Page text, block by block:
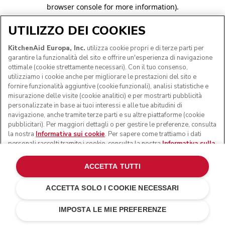
browser console for more information).
UTILIZZO DEI COOKIES
KitchenAid Europa, Inc. utilizza cookie propri e di terze parti per
garantire la funzionalità del sito e offrire un'esperienza di navigazione
ottimale (cookie strettamente necessari). Con il tuo consenso,
utilizziamo i cookie anche per migliorare le prestazioni del sito e
fornire funzionalità aggiuntive (cookie funzionali), analisi statistiche e
misurazione delle visite (cookie analitici) e per mostrarti pubblicità
personalizzate in base ai tuoi interessi e alle tue abitudini di
navigazione, anche tramite terze parti e su altre piattaforme (cookie
pubblicitari). Per maggiori dettagli o per gestire le preferenze, consulta
la nostra Informativa sui cookie. Per sapere come trattiamo i dati
personali raccolti tramite i cookie, consulta la nostra Informativa sulla
IMPOSTA LE MIE PREFERENZE
ACCETTA SOLO I COOKIE NECESSARI
ACCETTA TUTTI